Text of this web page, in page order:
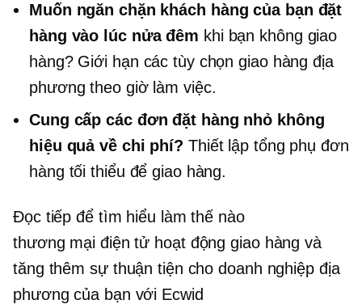
Muốn ngăn chặn khách hàng của bạn đặt
hàng vào lúc nửa đêm khi bạn không giao
hàng? Giới hạn các tùy chọn giao hàng địa
phương theo giờ làm việc.
Cung cấp các đơn đặt hàng nhỏ không
hiệu quả về chi phí? Thiết lập tổng phụ đơn
hàng tối thiểu để giao hàng.
Đọc tiếp để tìm hiểu làm thế nào
thương mại điện tử hoạt động giao hàng và
tăng thêm sự thuận tiện cho doanh nghiệp địa
phương của bạn với Ecwid